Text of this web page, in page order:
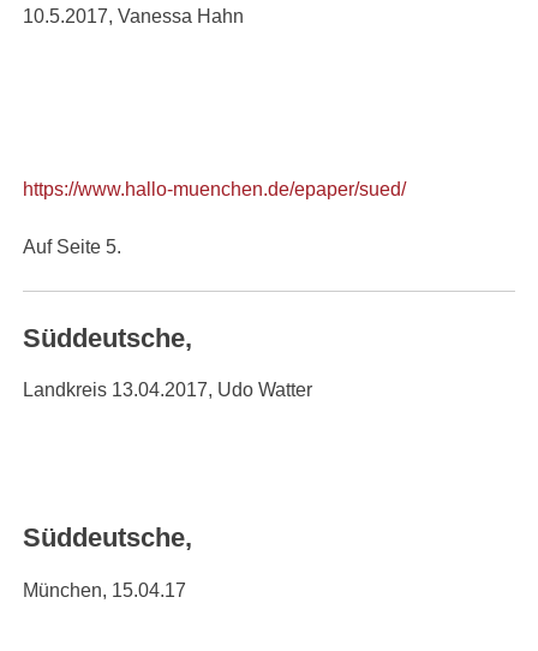
10.5.2017, Vanessa Hahn
https://www.hallo-muenchen.de/epaper/sued/
Auf Seite 5.
Süddeutsche,
Landkreis 13.04.2017, Udo Watter
Süddeutsche,
München, 15.04.17